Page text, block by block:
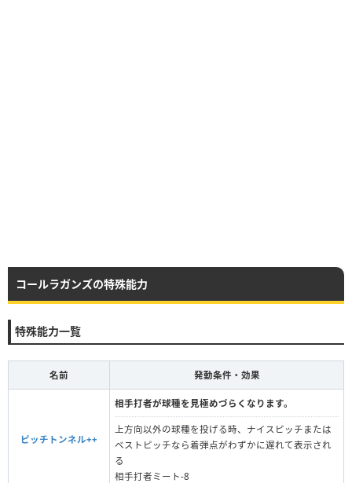
コールラガンズの特殊能力
特殊能力一覧
名前 発動条件・効果
ピッチトンネル++
相手打者が球種を見極めづらくなります。
上方向以外の球種を投げる時、ナイスピッチまたは
ベストピッチなら着弾点がわずかに遅れて表示され
る
相手打者ミート-8